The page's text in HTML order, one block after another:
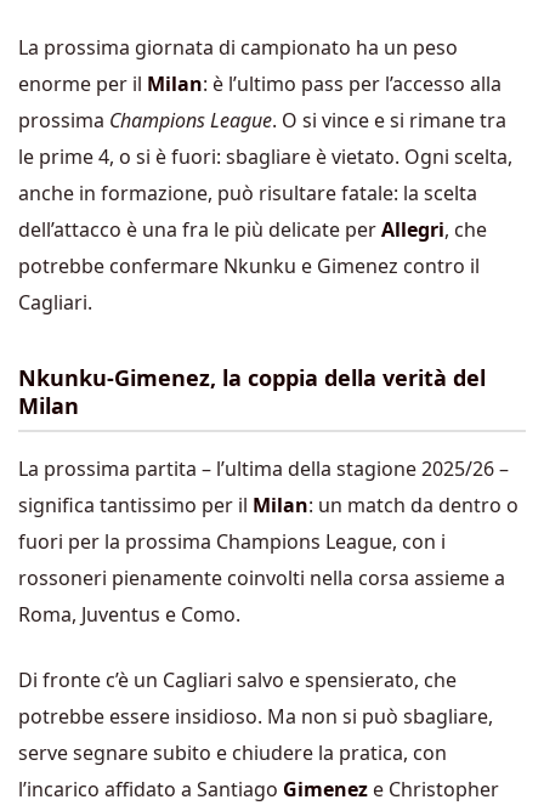
La prossima giornata di campionato ha un peso
enorme per il Milan: è l’ultimo pass per l’accesso alla
prossima Champions League. O si vince e si rimane tra
le prime 4, o si è fuori: sbagliare è vietato. Ogni scelta,
anche in formazione, può risultare fatale: la scelta
dell’attacco è una fra le più delicate perAllegri, che
potrebbe confermare Nkunku e Gimenez contro il
Cagliari.
Nkunku-Gimenez, la coppia della verità del
Milan
La prossima partita – l’ultima della stagione 2025/26 –
significa tantissimo per il Milan: un match da dentro o
fuori per la prossima Champions League, con i
rossoneri pienamente coinvolti nella corsa assieme a
Roma, Juventus e Como.
Di fronte c’è un Cagliari salvo e spensierato, che
potrebbe essere insidioso. Ma non si può sbagliare,
serve segnare subito e chiudere la pratica, con
l’incarico affidato a Santiago Gimenez e Christopher